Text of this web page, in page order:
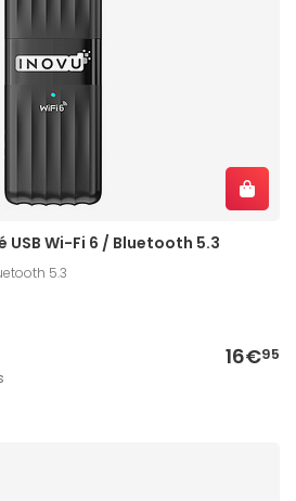
USB Wi-Fi 6 / Bluetooth 5.3
5.3
16€95